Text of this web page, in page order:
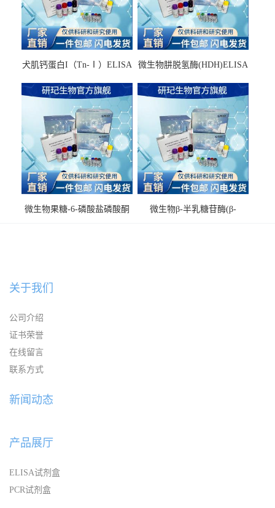
犬肌钙蛋白I（Tn-Ⅰ）ELISA
微生物肼脱氢酶(HDH)ELISA
微生物果糖-6-磷酸盐磷酸酮
微生物β-半乳糖苷酶(β-
关于我们
公司介绍
证书荣誉
在线留言
联系方式
新闻动态
产品展厅
ELISA试剂盒
PCR试剂盒